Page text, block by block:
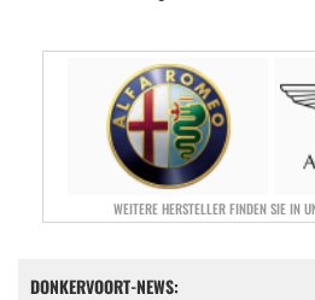
WEITERE HERSTELLER FINDEN SIE IN
DONKERVOORT-NEWS: